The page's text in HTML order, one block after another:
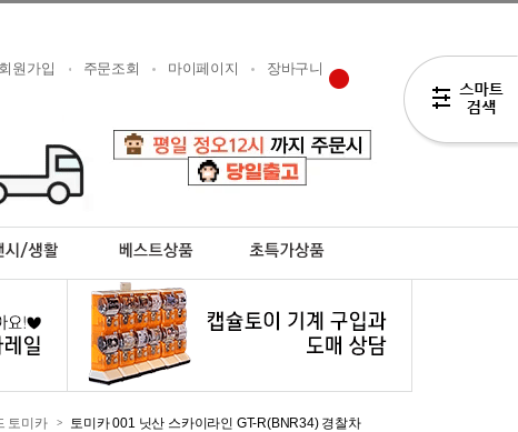
회원가입 주문조회 마이페이지 장바구니
토미카 > 토미카 001 닛산 스카이라인 GT-R(BNR34) 경찰차